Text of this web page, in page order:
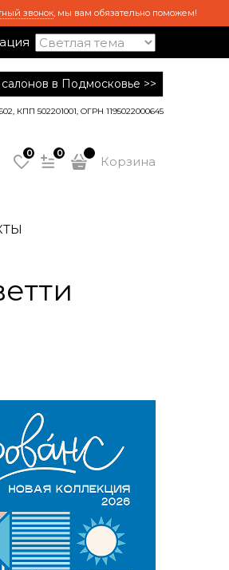
звонок, мы вам обязательно поможем!
салонов в Подмосковье >>
КПП 502201001, ОГРН 1195022000645
0 0
Корзина